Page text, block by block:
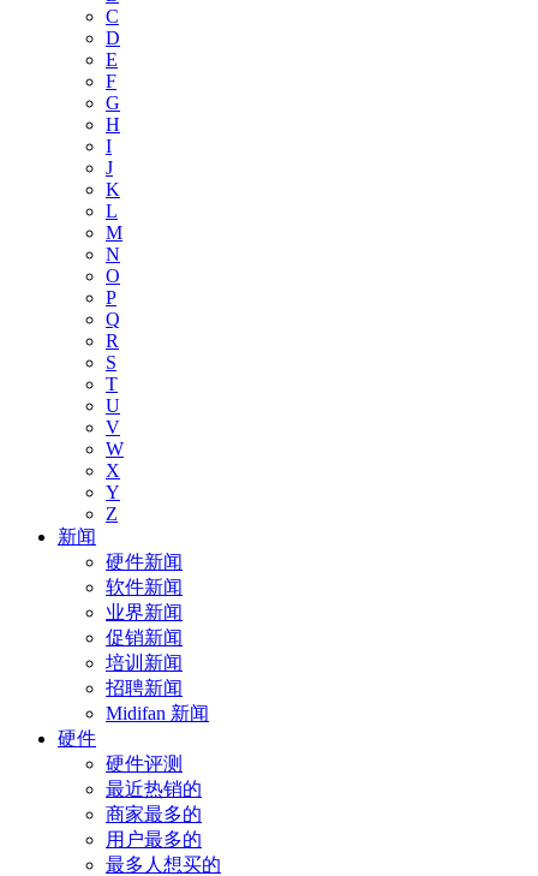
C
D
E
F
G
H
I
J
K
L
M
N
O
P
Q
R
S
T
U
V
W
X
Y
Z
新闻
硬件新闻
软件新闻
业界新闻
促销新闻
培训新闻
招聘新闻
Midifan 新闻
硬件
硬件评测
最近热销的
商家最多的
用户最多的
最多人想买的